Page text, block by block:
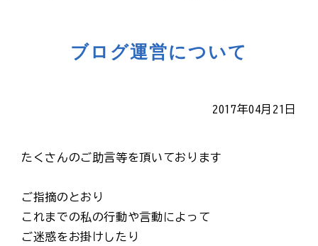
ブログ運営について
2017年04月21日
たくさんのご助言等を頂いております
ご指摘のとおり
これまでの私の行動や言動によって
ご迷惑をお掛けしたり